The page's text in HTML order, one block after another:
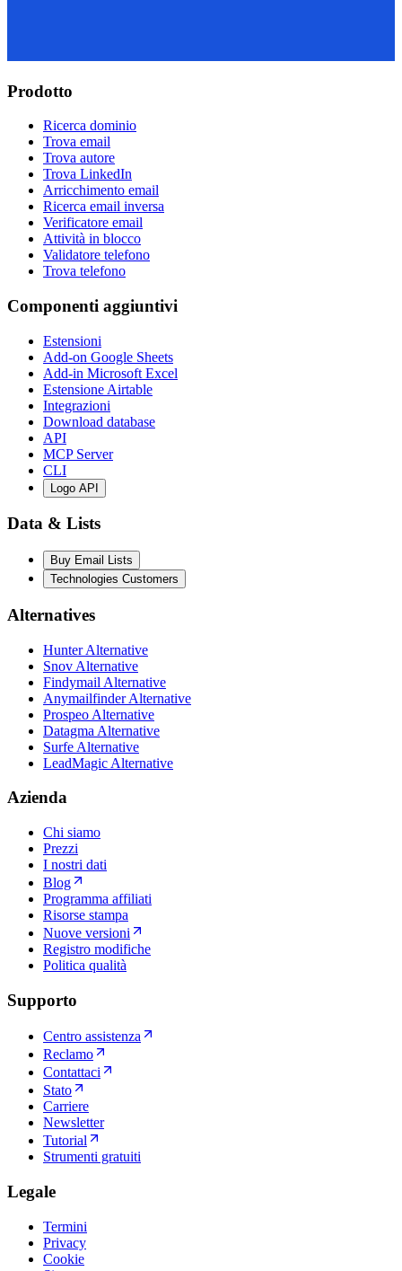
Prodotto
Ricerca dominio
Trova email
Trova autore
Trova LinkedIn
Arricchimento email
Ricerca email inversa
Verificatore email
Attività in blocco
Validatore telefono
Trova telefono
Componenti aggiuntivi
Estensioni
Add-on Google Sheets
Add-in Microsoft Excel
Estensione Airtable
Integrazioni
Download database
API
MCP Server
CLI
Logo API
Data & Lists
Buy Email Lists
Technologies Customers
Alternatives
Hunter Alternative
Snov Alternative
Findymail Alternative
Anymailfinder Alternative
Prospeo Alternative
Datagma Alternative
Surfe Alternative
LeadMagic Alternative
Azienda
Chi siamo
Prezzi
I nostri dati
Blog
Programma affiliati
Risorse stampa
Nuove versioni
Registro modifiche
Politica qualità
Supporto
Centro assistenza
Reclamo
Contattaci
Stato
Carriere
Newsletter
Tutorial
Strumenti gratuiti
Legale
Termini
Privacy
Cookie